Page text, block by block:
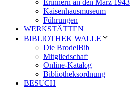
Erinnern an den März 1943
Kaisenhausmuseum
Führungen
WERKSTÄTTEN
BIBLIOTHEK WALLE
Die BrodelBib
Mitgliedschaft
Online-Katalog
Bibliotheksordnung
BESUCH